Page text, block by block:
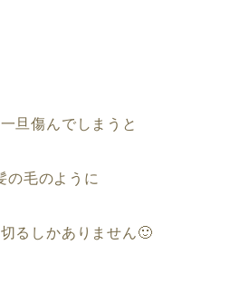
旦傷んでしまうと
の毛のように
るしかありません🙂